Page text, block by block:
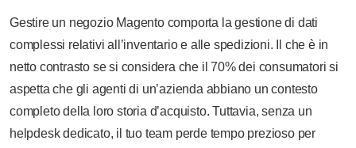
Gestire un negozio Magento comporta la gestione di dati
complessi relativi all’inventario e alle spedizioni. Il che è in
netto contrasto se si considera che il 70% dei consumatori si
aspetta che gli agenti di un’azienda abbiano un contesto
completo della loro storia d’acquisto. Tuttavia, senza un
helpdesk dedicato, il tuo team perde tempo prezioso per